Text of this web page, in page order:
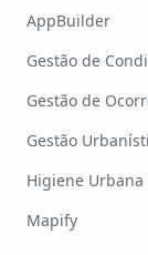
AppBuilder
Gestão de
Gestão de
Gestão
Higiene Urbana
Mapify